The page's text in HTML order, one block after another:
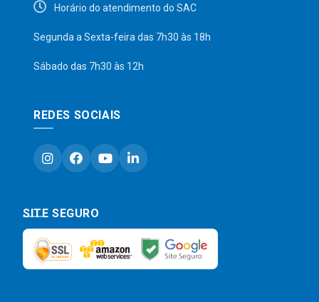
Horário do atendimento do SAC
Segunda a Sexta-feira das 7h30 às 18h
Sábado das 7h30 às 12h
REDES SOCIAIS
SITE SEGURO